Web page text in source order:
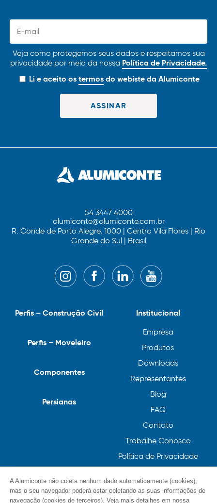
Veja como protegemos seus dados e respeitamos sua
privacidade por meio da nossa Política de Privacidade.
Li e aceito ostermosdo webiste da Alumiconte
54 3447 4000
alumiconte@alumiconte.com.br
R. Conde de Porto Alegre, 1000 | Centro Vila Flores | Rio
Grande do Sul | Brasil
Institucional
Empresa
Produtos
Downloads
Representantes
Blog
FAQ
Contato
Trabalhe Conosco
Política de Privacidade
Perfis – Construção Civil
Perfis – Moveleiro
Componentes
Persianas
A Alumiconte não coleta nenhum dado automaticamente (cookies),
mas o seu navegador poderá estar coletando as suas informações de
navegação (cookies de terceiros). Veja mais detalhes em nossa